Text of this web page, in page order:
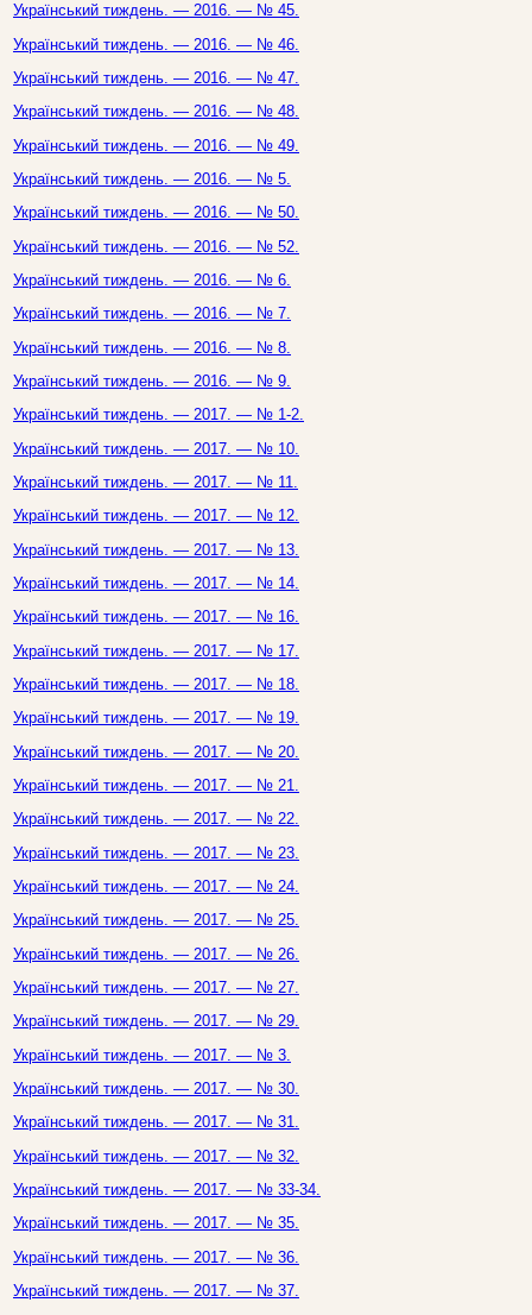
Український тиждень. — 2016. — № 45.
Український тиждень. — 2016. — № 46.
Український тиждень. — 2016. — № 47.
Український тиждень. — 2016. — № 48.
Український тиждень. — 2016. — № 49.
Український тиждень. — 2016. — № 5.
Український тиждень. — 2016. — № 50.
Український тиждень. — 2016. — № 52.
Український тиждень. — 2016. — № 6.
Український тиждень. — 2016. — № 7.
Український тиждень. — 2016. — № 8.
Український тиждень. — 2016. — № 9.
Український тиждень. — 2017. — № 1-2.
Український тиждень. — 2017. — № 10.
Український тиждень. — 2017. — № 11.
Український тиждень. — 2017. — № 12.
Український тиждень. — 2017. — № 13.
Український тиждень. — 2017. — № 14.
Український тиждень. — 2017. — № 16.
Український тиждень. — 2017. — № 17.
Український тиждень. — 2017. — № 18.
Український тиждень. — 2017. — № 19.
Український тиждень. — 2017. — № 20.
Український тиждень. — 2017. — № 21.
Український тиждень. — 2017. — № 22.
Український тиждень. — 2017. — № 23.
Український тиждень. — 2017. — № 24.
Український тиждень. — 2017. — № 25.
Український тиждень. — 2017. — № 26.
Український тиждень. — 2017. — № 27.
Український тиждень. — 2017. — № 29.
Український тиждень. — 2017. — № 3.
Український тиждень. — 2017. — № 30.
Український тиждень. — 2017. — № 31.
Український тиждень. — 2017. — № 32.
Український тиждень. — 2017. — № 33-34.
Український тиждень. — 2017. — № 35.
Український тиждень. — 2017. — № 36.
Український тиждень. — 2017. — № 37.